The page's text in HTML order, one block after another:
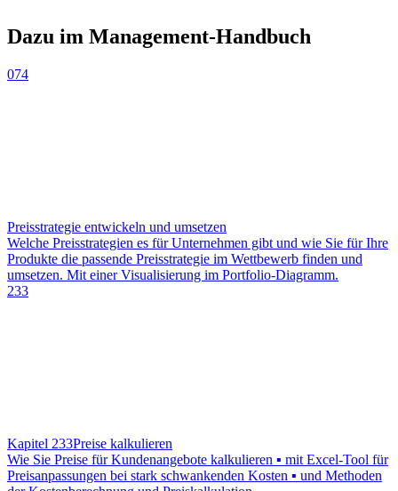
Dazu im Management-Handbuch
074
Preisstrategie entwickeln und umsetzen
Welche Preisstrategien es für Unternehmen gibt und wie Sie für Ihre
Produkte die passende Preisstrategie im Wettbewerb finden und
umsetzen. Mit einer Visualisierung im Portfolio-Diagramm.
233
Kapitel 233Preise kalkulieren
Wie Sie Preise für Kundenangebote kalkulieren ▪ mit Excel-Tool für
Preisanpassungen bei stark schwankenden Kosten ▪ und Methoden